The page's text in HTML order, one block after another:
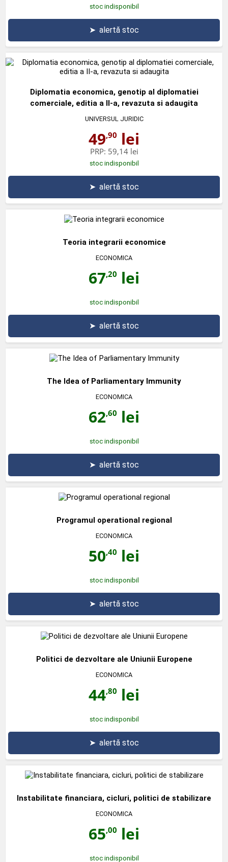
stoc indisponibil
➤ alertă stoc
Diplomatia economica, genotip al diplomatiei
comerciale, editia a II-a, revazuta si adaugita
UNIVERSUL JURIDIC
49,90 lei
PRP: 59,14 lei
stoc indisponibil
➤ alertă stoc
Teoria integrarii economice
ECONOMICA
67,20 lei
stoc indisponibil
➤ alertă stoc
The Idea of Parliamentary Immunity
ECONOMICA
62,60 lei
stoc indisponibil
➤ alertă stoc
Programul operational regional
ECONOMICA
50,40 lei
stoc indisponibil
➤ alertă stoc
Politici de dezvoltare ale Uniunii Europene
ECONOMICA
44,80 lei
stoc indisponibil
➤ alertă stoc
Instabilitate financiara, cicluri, politici de stabilizare
ECONOMICA
65,00 lei
stoc indisponibil